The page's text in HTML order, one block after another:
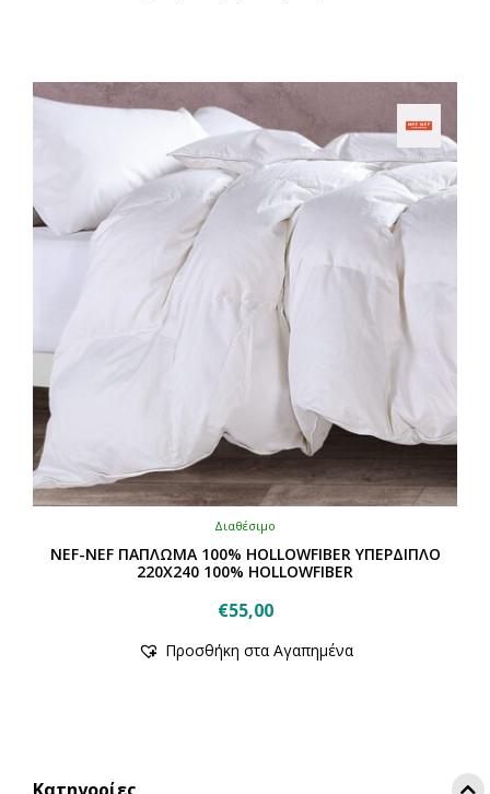
Διαθέσιμο
NEF-NEF ΠΑΠΛΩΜΑ 100% HOLLOWFIBER ΥΠΕΡΔΙΠΛΟ
220Χ240 100% HOLLOWFIBER
€55,00
Προσθήκη στα Αγαπημένα